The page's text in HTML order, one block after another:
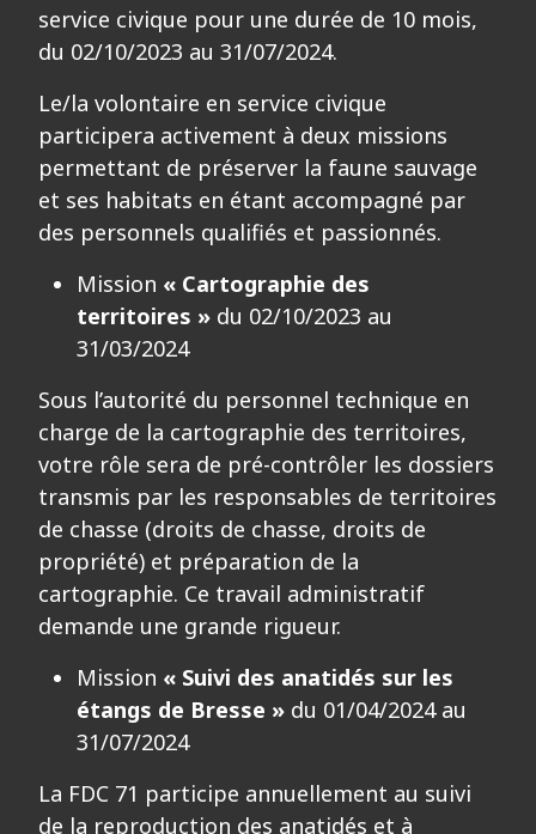
service civique pour une durée de 10 mois,
du 02/10/2023 au 31/07/2024.
Le/la volontaire en service civique
participera activement à deux missions
permettant de préserver la faune sauvage
et ses habitats en étant accompagné par
des personnels qualifiés et passionnés.
Mission « Cartographie des
territoires » du 02/10/2023 au
31/03/2024
Sous l’autorité du personnel technique en
charge de la cartographie des territoires,
votre rôle sera de pré-contrôler les dossiers
transmis par les responsables de territoires
de chasse (droits de chasse, droits de
propriété) et préparation de la
cartographie. Ce travail administratif
demande une grande rigueur.
Mission « Suivi des anatidés sur les
étangs de Bresse » du 01/04/2024 au
31/07/2024
La FDC 71 participe annuellement au suivi
de la reproduction des anatidés et à